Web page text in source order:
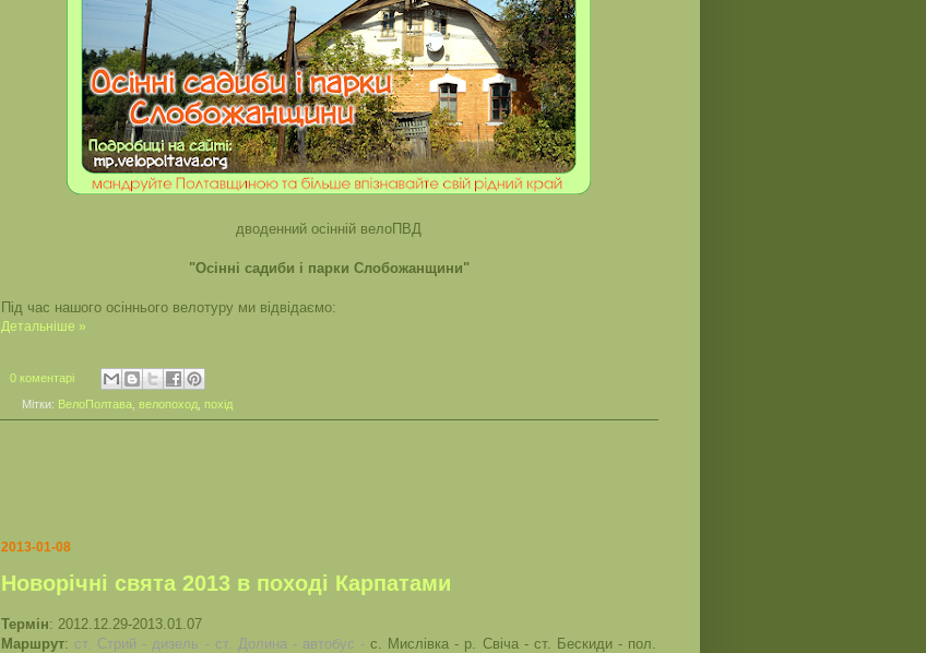
дводенний осінній велоПВД
"Осінні садиби і парки Слобожанщини"
Під час нашого осіннього велотуру ми відвідаємо:
Детальніше »
0 коментарі
Мітки: ВелоПолтава, велопоход, похід
2013-01-08
Новорічні свята 2013 в поході Карпатами
Термін: 2012.12.29-2013.01.07
Маршрут: ст. Стрий - дизель - ст. Долина - автобус - с. Мислівка - р. Свіча - ст. Бескиди - пол.